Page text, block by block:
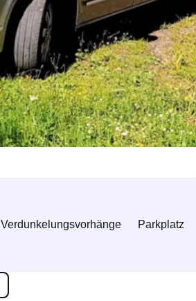
Verifizierte:r Vermieter:in
Verdunkelungsvorhänge Parkplatz